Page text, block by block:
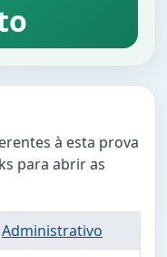
à esta prova
para abrir as
Administrativo